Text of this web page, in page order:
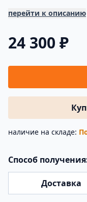
перейти к описанию
24 300 ₽
наличие на складе:
Способ
Доставка